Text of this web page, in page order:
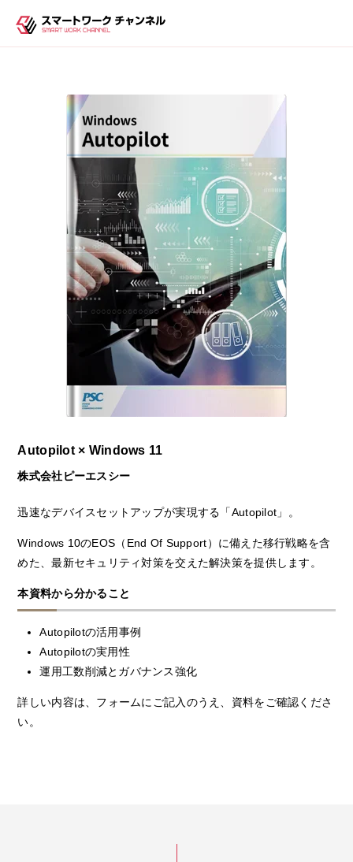
Autopilot × Windows 11
株式会社ピーエスシー
迅速なデバイスセットアップが実現する「Autopilot」。
Windows 10のEOS（End Of Support）に備えた移行戦略を含
めた、最新セキュリティ対策を交えた解決策を提供します。
本資料から分かること
Autopilotの活用事例
Autopilotの実用性
運用工数削減とガバナンス強化
詳しい内容は、フォームにご記入のうえ、資料をご確認くださ
い。